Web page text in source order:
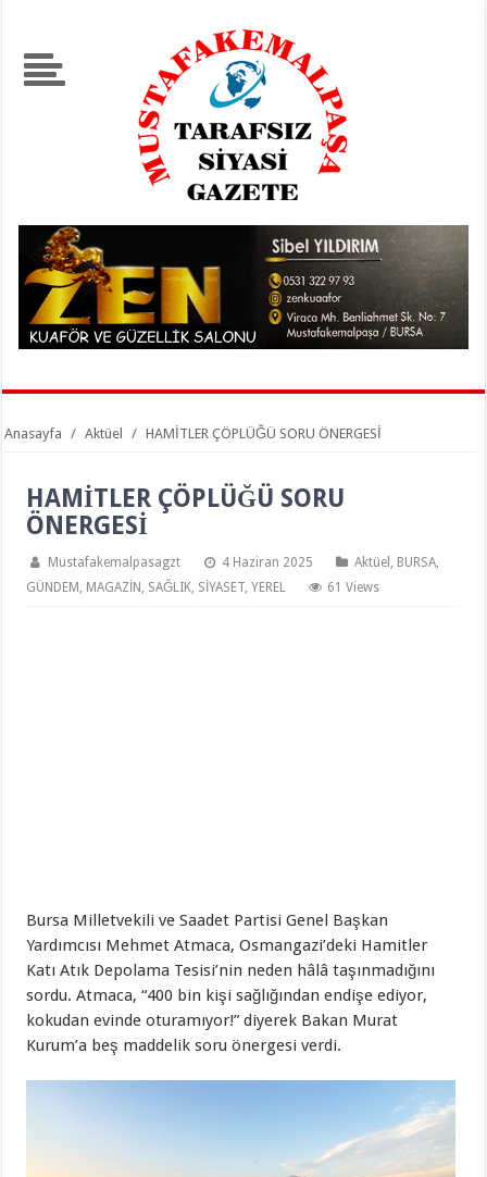
Anasayfa / Aktüel / HAMİTLER ÇÖPLÜĞÜ SORU ÖNERGESİ
HAMİTLER ÇÖPLÜĞÜ SORU
ÖNERGESİ
Mustafakemalpasagzt 4 Haziran 2025 Aktüel BURSA,
GÜNDEM MAGAZİN SAĞLIK SİYASET ,YEREL 61 Views
Bursa Milletvekili ve Saadet Partisi Genel Başkan
Yardımcısı Mehmet Atmaca, Osmangazi’deki Hamitler
Katı Atık Depolama Tesisi’nin neden hâlâ taşınmadığını
sordu. Atmaca, “400 bin kişi sağlığından endişe ediyor,
kokudan evinde oturamıyor!” diyerek Bakan Murat
Kurum’a beş maddelik soru önergesi verdi.